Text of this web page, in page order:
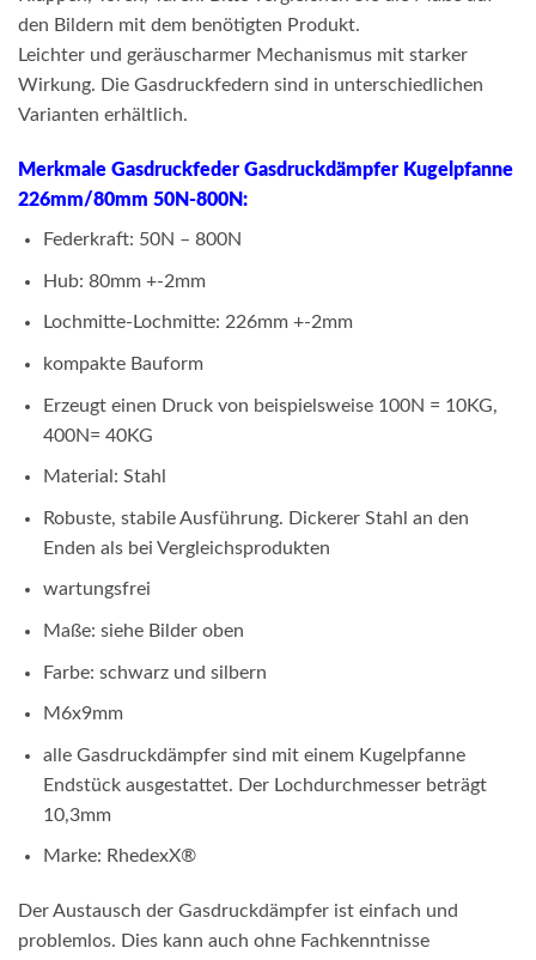
den Bildern mit dem benötigten Produkt.
Leichter und geräuscharmer Mechanismus mit starker
Wirkung. Die Gasdruckfedern sind in unterschiedlichen
Varianten erhältlich.
Merkmale Gasdruckfeder Gasdruckdämpfer Kugelpfanne
226mm/80mm 50N-800N:
Federkraft: 50N – 800N
Hub: 80mm +-2mm
Lochmitte-Lochmitte: 226mm +-2mm
kompakte Bauform
Erzeugt einen Druck von beispielsweise 100N = 10KG,
400N= 40KG
Material: Stahl
Robuste, stabile Ausführung. Dickerer Stahl an den
Enden als bei Vergleichsprodukten
wartungsfrei
Maße: siehe Bilder oben
Farbe: schwarz und silbern
M6x9mm
alle Gasdruckdämpfer sind mit einem Kugelpfanne
Endstück ausgestattet. Der Lochdurchmesser beträgt
10,3mm
Marke: RhedexX®
Der Austausch der Gasdruckdämpfer ist einfach und
problemlos. Dies kann auch ohne Fachkenntnisse